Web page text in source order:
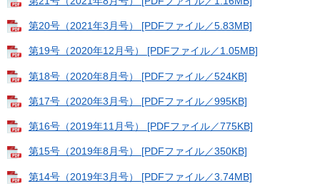
第20号（2021年3月号） [PDFファイル／5.83MB]
第19号（2020年12月号） [PDFファイル／1.05MB]
第18号（2020年8月号） [PDFファイル／524KB]
第17号（2020年3月号） [PDFファイル／995KB]
第16号（2019年11月号） [PDFファイル／775KB]
第15号（2019年8月号） [PDFファイル／350KB]
第14号（2019年3月号） [PDFファイル／3.74MB]